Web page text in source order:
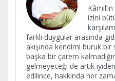
izini
farklı duygular arasında
akışında kendimi buruk
başka bir çarem
gelmeyeceği de artık
edilince, hakkında her